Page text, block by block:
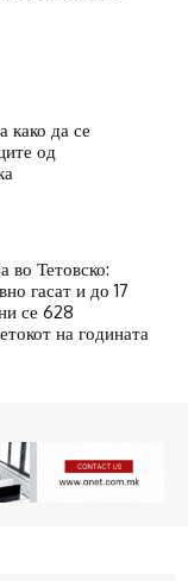
како да се
од
во Тетовско:
гасат и до 17
се 628
на годината